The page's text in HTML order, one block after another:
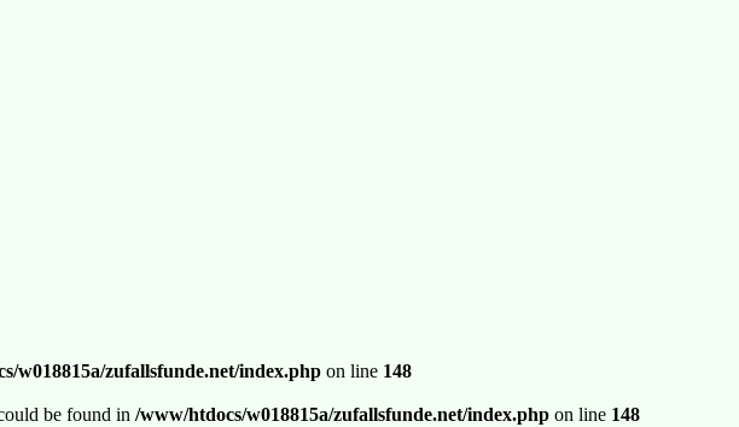
w018815a/zufallsfunde.net/index.php on line 148
be found in /www/htdocs/w018815a/zufallsfunde.net/index.php on line 148